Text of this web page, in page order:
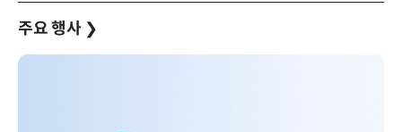
주요 행사 ❯